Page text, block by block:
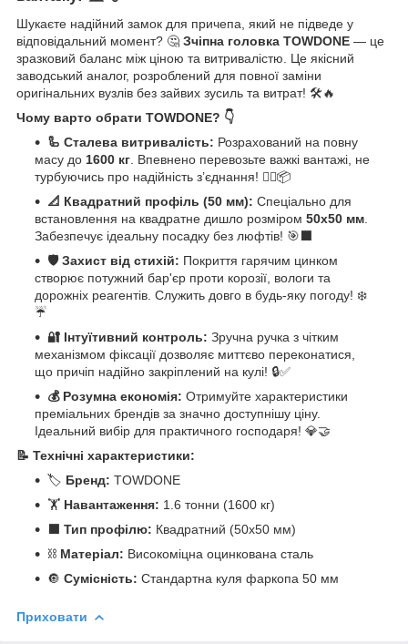
Шукаєте надійний замок для причепа, який не підведе у
відповідальний момент? 🤔 Зчіпна головка TOWDONE — це
зразковий баланс між ціною та витривалістю. Це якісний
заводський аналог, розроблений для повної заміни
оригінальних вузлів без зайвих зусиль та витрат! 🛠️🔥
Чому варто обрати TOWDONE? 👇
🦾 Сталева витривалість: Розрахований на повну
масу до 1600 кг . Впевнено перевозьте важкі вантажі, не
турбуючись про надійність з’єднання! 🏋️‍♂️📦
📐 Квадратний профіль (50 мм): Спеціально для
встановлення на квадратне дишло розміром 50х50 мм
Забезпечує ідеальну посадку без люфтів! 🎯⬛
🛡️ Захист від стихій: Покриття гарячим цинком
створює потужний бар'єр проти корозії, вологи та
дорожніх реагентів. Служить довго в будь-яку погоду! ❄️
☔
🔐 Інтуїтивний контроль: Зручна ручка з чітким
механізмом фіксації дозволяє миттєво переконатися,
що причіп надійно закріплений на кулі! 🔒✅
💰 Розумна економія: Отримуйте характеристики
преміальних брендів за значно доступнішу ціну.
Ідеальний вибір для практичного господаря! 💎🤝
📝 Технічні характеристики:
🏷️ Бренд: TOWDONE
🏋️ Навантаження: 1.6 тонни (1600 кг)
⬛ Тип профілю: Квадратний (50х50 мм)
⛓️ Матеріал: Високоміцна оцинкована сталь
🔘 Сумісність: Стандартна куля фаркопа 50 мм
Приховати